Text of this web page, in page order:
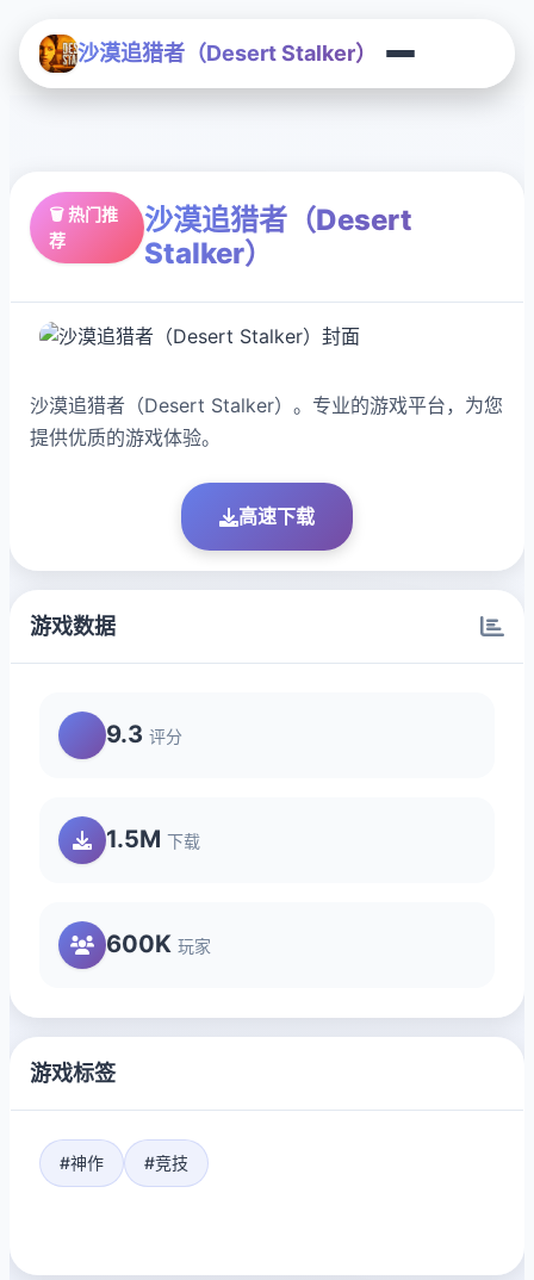
沙漠追猎者（Desert Stalker）
🗑️ 热门推
荐
沙漠追猎者（Desert
Stalker）
沙漠追猎者（Desert Stalker）。专业的游戏平台，为您
提供优质的游戏体验。
高速下载
游戏数据
9.3 评分
1.5M 下载
600K 玩家
游戏标签
#神作 #竞技